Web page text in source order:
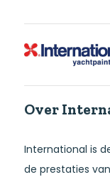
Kan direct
conditie
Over
International is
de prestaties